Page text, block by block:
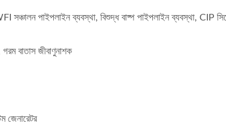
সঞ্চালন পাইপলাইন ব্যবস্থা, বিশুদ্ধ বাষ্প পাইপলাইন ব্যবস্থা, CIP
বাতাস জীবাণুনাশক
জেনারেটর